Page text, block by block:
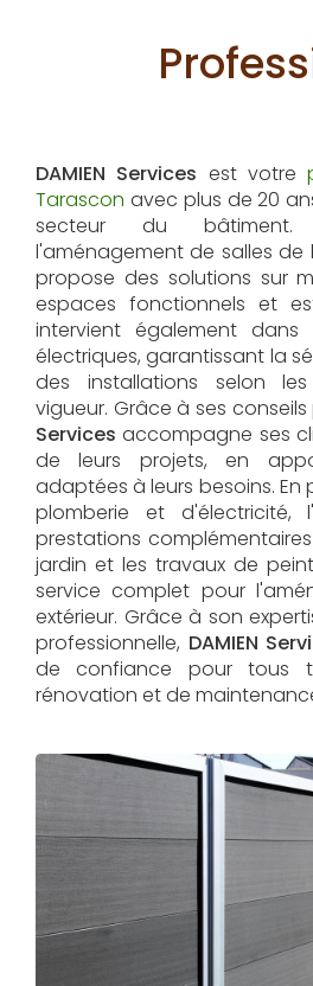
DAMIEN Services est votre
Tarascon avec plus de 20
secteur du bâtiment.
l'aménagement de salles de
propose des solutions sur
espaces fonctionnels et
intervient également
électriques, garantissant la
des installations selon
vigueur. Grâce à ses conseils
Services accompagne ses
de leurs projets, en
adaptées à leurs besoins. En
plomberie et d'électricité,
prestations
jardin et les travaux de
service complet pour
extérieur. Grâce à son
professionnelle, DAMIEN
de confiance pour tous
rénovation et de